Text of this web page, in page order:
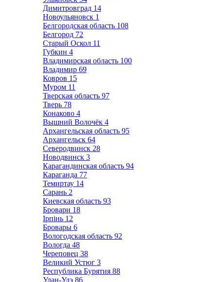
Димитровград 14
Новоульяновск 1
Белгородская область 108
Белгород 72
Старый Оскол 11
Губкин 4
Владимирская область 100
Владимир 69
Ковров 15
Муром 11
Тверская область 97
Тверь 78
Конаково 4
Вышний Волочёк 4
Архангельская область 95
Архангельск 64
Северодвинск 28
Новодвинск 3
Карагандинская область 94
Караганда 77
Темиртау 14
Сарань 2
Киевская область 93
Бровари 18
Ірпінь 12
Бровары 6
Вологодская область 92
Вологда 48
Череповец 38
Великий Устюг 3
Республика Бурятия 88
Улан-Удэ 86